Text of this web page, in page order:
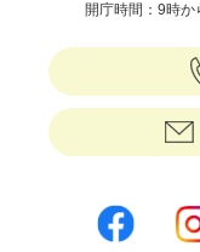
開庁時間：9時か